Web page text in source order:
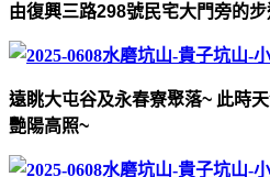
由復興三路298號民宅大門旁的
遠眺大屯谷及永春寮聚落~ 此時
艷陽高照~